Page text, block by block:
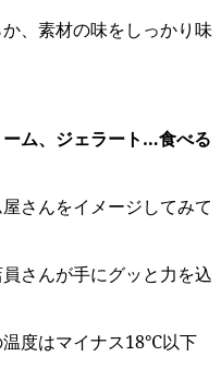
、素材の味をしっかり味
ム、ジェラート…食べる
さんをイメージしてみて
さんが手にグッと力を込
度はマイナス18℃以下